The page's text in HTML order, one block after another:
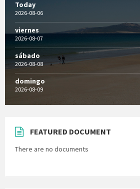
Today
2026-08-06
viernes
2026-08-07
sábado
2026-08-08
domingo
2026-08-09
FEATURED DOCUMENT
There are no documents